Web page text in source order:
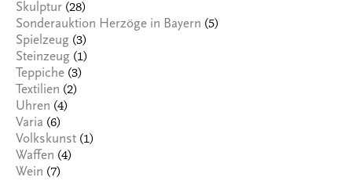
Skulptur (28)
Sonderauktion Herzöge in Bayern (5)
Spielzeug (3)
Steinzeug (1)
Teppiche (3)
Textilien (2)
Uhren (4)
Varia (6)
Volkskunst (1)
Waffen (4)
Wein (7)